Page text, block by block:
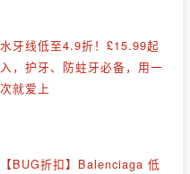
水牙线低至4.9折！£15.99起
入，护牙、防蛀牙必备，用一
次就爱上
【BUG折扣】Balenciaga 低